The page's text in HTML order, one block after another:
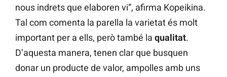
nous indrets que elaboren vi”, afirma Kopeikina.
Tal com comenta la parella la varietat és molt
important per a ells, però també la qualitat.
D’aquesta manera, tenen clar que busquen
donar un producte de valor, ampolles amb uns